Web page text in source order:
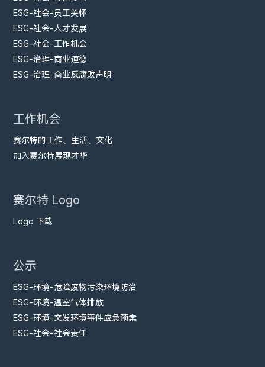
ESG-社会-员工关怀
ESG-社会-人才发展
ESG-社会-工作机会
ESG-治理-商业道德
ESG-治理-商业反腐败声明
工作机会
赛尔特的工作、生活、文化
加入赛尔特展现才华
赛尔特 Logo
Logo 下载
公示
ESG-环境-危险废物污染环境防治
ESG-环境-温室气体排放
ESG-环境-突发环境事件应急预案
ESG-社会-社会责任